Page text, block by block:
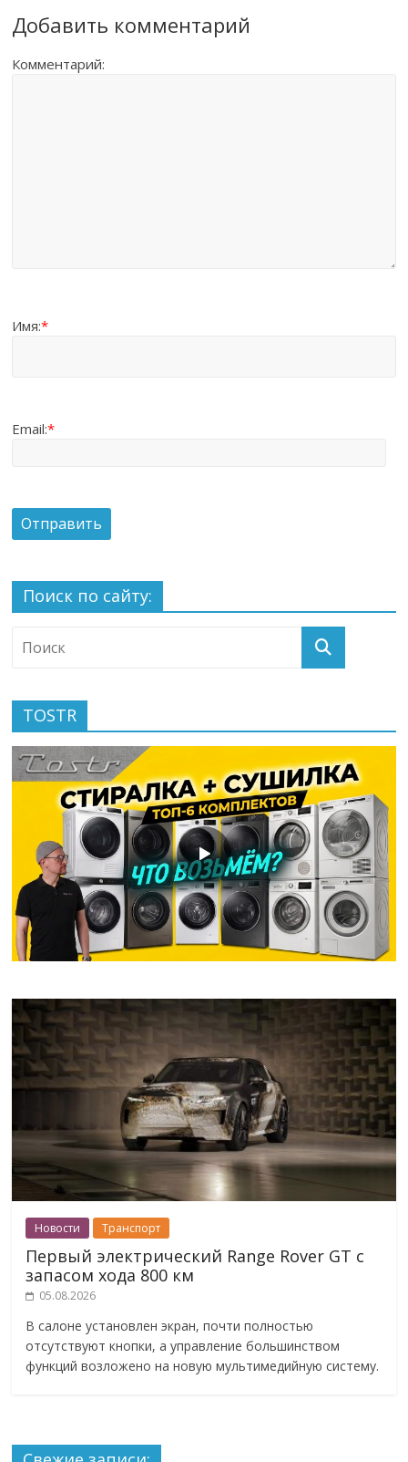
Добавить комментарий
Комментарий:
Имя:*
Email:*
Поиск по сайту:
TOSTR
Новости Транспорт
Первый электрический Range Rover GT с
запасом хода 800 км
05.08.2026
В салоне установлен экран, почти полностью
отсутствуют кнопки, а управление большинством
функций возложено на новую мультимедийную систему.